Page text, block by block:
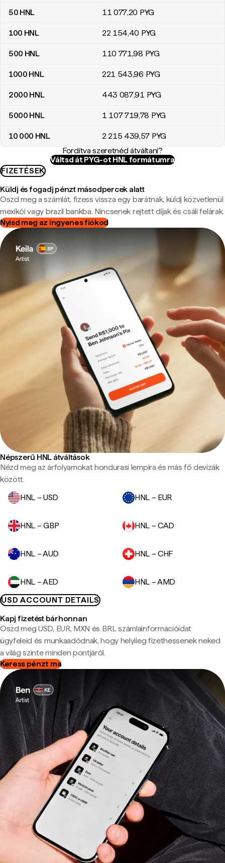
50 HNL 11 077,20 PYG
100 HNL 22 154,40 PYG
500 HNL 110 771,98 PYG
1000 HNL 221 543,96 PYG
2000 HNL 443 087,91 PYG
5000 HNL 1 107 719,78 PYG
10 000 HNL 2 215 439,57 PYG
Fordítva szeretnéd átváltani?
Váltsd át PYG-ot HNL formátumra
FIZETÉSEK
Küldj és fogadj pénzt másodpercek alatt
Oszd meg a számlát, fizess vissza egy barátnak, küldj közvetlenül
mexikói vagy brazil bankba. Nincsenek rejtett díjak és csáli felárak.
Nyisd meg az ingyenes fiókod
Népszerű HNL átváltások
Nézd meg az árfolyamokat hondurasi lempira és más fő devizák
között.
HNL – USD
HNL – EUR
HNL – GBP HNL – CAD
HNL – AUD HNL – CHF
HNL – AED
HNL – AMD
USD ACCOUNT DETAILS
Kapj fizetést bárhonnan
Oszd meg USD, EUR, MXN és BRL számlainformációidat
ügyfeleid és munkaadódnak, hogy helyileg fizethessenek neked
a világ szinte minden pontjáról.
Keress pénzt ma